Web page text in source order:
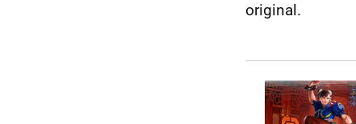
original.